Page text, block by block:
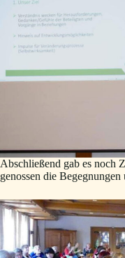
Abschließend gab es noch
genossen die Begegnungen